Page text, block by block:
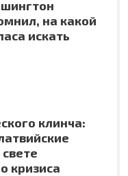
на какой
искать
клинча:
кризиса